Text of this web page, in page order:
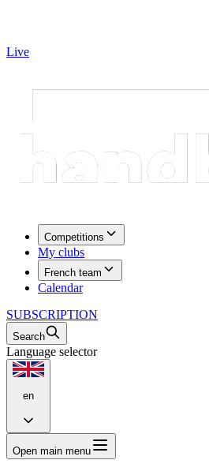
Live
Competitions
My clubs
French team
Calendar
SUBSCRIPTION
Search
Language selector
en
Open main menu